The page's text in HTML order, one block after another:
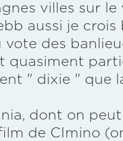
villes sur
aussi je
des
" dixie " que
dont on
de CImino